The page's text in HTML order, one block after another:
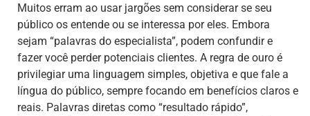
Muitos erram ao usar jargões sem considerar se seu
público os entende ou se interessa por eles. Embora
sejam “palavras do especialista”, podem confundir e
fazer você perder potenciais clientes. A regra de ouro é
privilegiar uma linguagem simples, objetiva e que fale a
língua do público, sempre focando em benefícios claros e
reais. Palavras diretas como “resultado rápido”,